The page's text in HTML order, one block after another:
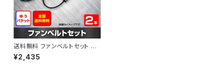
送料無料 ファンベルトセット マ
ツダ スピアーノ 型式HF21S H1
4.02～H16.10 （国内トップメー
¥2,435